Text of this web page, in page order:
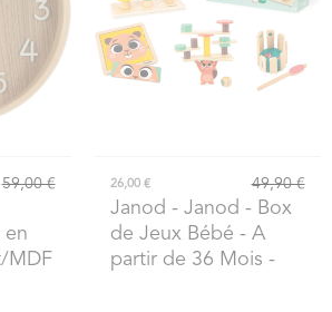
59,00 €
en
MDF
26,00 € 49,90 €
Janod - Janod - Box
de Jeux Bébé - A
partir de 36 Mois -